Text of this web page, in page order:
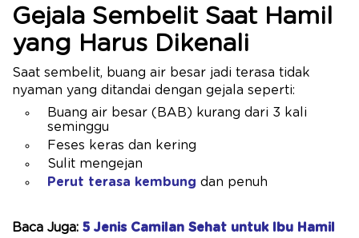
Gejala Sembelit Saat Hamil
yang Harus Dikenali
Saat sembelit, buang air besar jadi terasa tidak
nyaman yang ditandai dengan gejala seperti:
Buang air besar (BAB) kurang dari 3 kali
seminggu
Feses keras dan kering
Sulit mengejan
Perut terasa kembung dan penuh
Baca Juga: 5 Jenis Camilan Sehat untuk Ibu Hamil